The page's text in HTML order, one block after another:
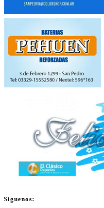
Síguenos: